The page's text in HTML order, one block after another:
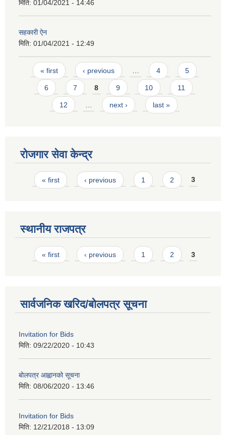
मिति: 01/04/2021 - 14:46
सहकारी ऐन
मिति: 01/04/2021 - 12:49
Pages
« first ‹ previous 4 5
6 7 8 9 10 11
12 next › last »
रोजगार सेवा केन्द्र
Pages
« first ‹ previous 1 2 3
स्थानीय राजपत्र
Pages
« first ‹ previous 1 2 3
सार्वजनिक खरिद/बोलपत्र सूचना
Invitation for Bids
मिति: 09/22/2020 - 10:43
बोलपत्र आह्वानको सूचना
मिति: 08/06/2020 - 13:46
Invitation for Bids
मिति: 12/21/2018 - 13:09